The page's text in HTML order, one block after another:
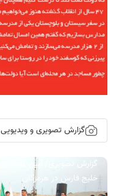
گزارش تصویری و ویدیویی
خلیج فارس در هرمزگان